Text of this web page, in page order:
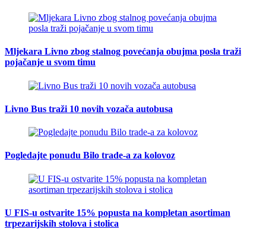
Mljekara Livno zbog stalnog povećanja obujma posla traži
pojačanje u svom timu
Livno Bus traži 10 novih vozača autobusa
Pogledajte ponudu Bilo trade-a za kolovoz
U FIS-u ostvarite 15% popusta na kompletan asortiman
trpezarijskih stolova i stolica